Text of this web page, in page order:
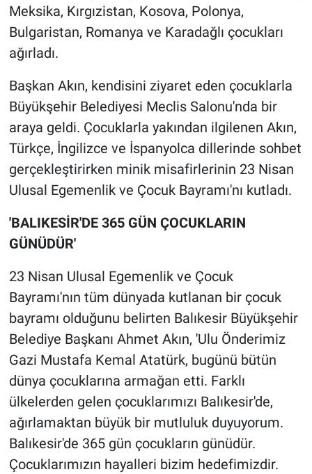
Meksika, Kırgızistan, Kosova, Polonya,
Bulgaristan, Romanya ve Karadağlı çocukları
ağırladı.
Başkan Akın, kendisini ziyaret eden çocuklarla
Büyükşehir Belediyesi Meclis Salonu'nda bir
araya geldi. Çocuklarla yakından ilgilenen Akın,
Türkçe, İngilizce ve İspanyolca dillerinde sohbet
gerçekleştirirken minik misafirlerinin 23 Nisan
Ulusal Egemenlik ve Çocuk Bayramı'nı kutladı.
'BALIKESİR'DE 365 GÜN ÇOCUKLARIN
GÜNÜDÜR'
23 Nisan Ulusal Egemenlik ve Çocuk
Bayramı'nın tüm dünyada kutlanan bir çocuk
bayramı olduğunu belirten Balıkesir Büyükşehir
Belediye Başkanı Ahmet Akın, 'Ulu Önderimiz
Gazi Mustafa Kemal Atatürk, bugünü bütün
dünya çocuklarına armağan etti. Farklı
ülkelerden gelen çocuklarımızı Balıkesir'de,
ağırlamaktan büyük bir mutluluk duyuyorum.
Balıkesir'de 365 gün çocukların günüdür.
Çocuklarımızın hayalleri bizim hedefimizdir.